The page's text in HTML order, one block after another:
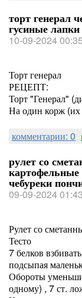
торт генерал
гусиные
10-09-2024 00:35
Торт генерал
РЕЦЕПТ:
Торт "Генерал"
На один корж
комментарии: 0
рулет со
картофельные
чебуреки
09-09-2024 01:43
Рулет со
Тесто
7 белков
подсыпая
Обороты
одному) , 7 ст.